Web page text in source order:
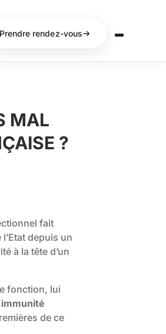
Prendre rendez-vous
MAL
?
fait
depuis un
à la tête d’un
fonction, lui
immunité
de ce